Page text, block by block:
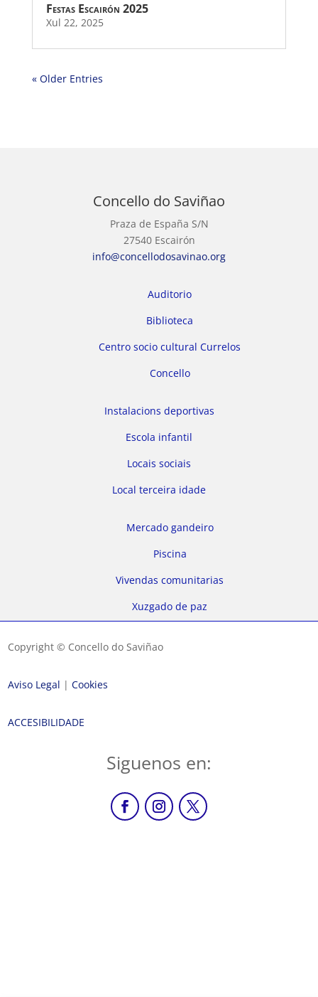
Festas Escairón 2025
Xul 22, 2025
« Older Entries
Concello do Saviñao
Praza de España S/N
27540 Escairón
info@concellodosavinao.org
Auditorio
Biblioteca
Centro socio cultural Currelos
Concello
Instalacions deportivas
Escola infantil
Locais sociais
Local terceira idade
Mercado gandeiro
Piscina
Vivendas comunitarias
Xuzgado de paz
Copyright © Concello do Saviñao
Aviso Legal |Cookies
ACCESIBILIDADE
Siguenos en: